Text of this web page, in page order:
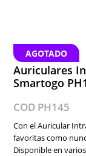
AGOTADO
Auriculares
Smartogo
COD PH145
Con el Auricular
favoritas como
Disponible en